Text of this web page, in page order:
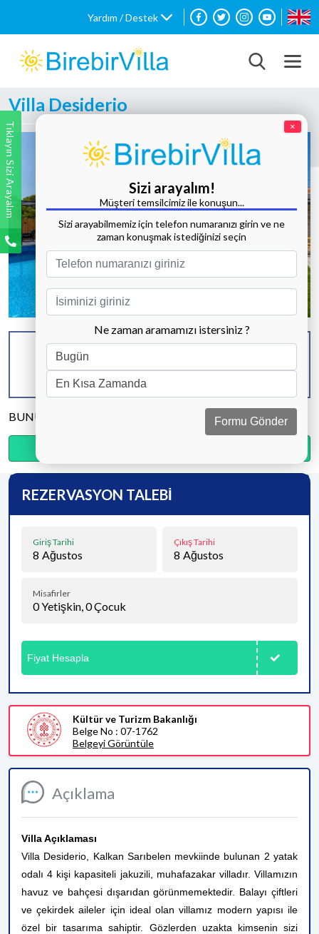
Yardım / Destek
Villa Desiderio
Tüm Fotoğrafları Göster
KAPASİTE
4 KİŞİ
BANYO & WC
2 ADET
YATAK ODASI
BUNU PAYLAŞ
Açıklama
Villa Açıklaması
Villa Desiderio, Kalkan Sarıbelen mevkiinde bulunan 2 yatak
odalı 4 kişi kapasiteli jakuzili, muhafazakar villadır. Villamızın
havuz ve bahçesi dışarıdan görünmemektedir. Balayı çiftleri
ve çekirdek aileler için ideal olan villamız modern yapısı ile
özel bir tasarıma sahiptir. Gözlerden uzakta kimsenin sizi
REZERVASYON TALEBİ
Giriş Tarihi
8 Ağustos
Çıkış Tarihi
8 Ağustos
Misafirler
0Yetişkin,0Çocuk
Fiyat Hesapla
Kültür ve Turizm Bakanlığı
Belge No : 07-1762
Belgeyi Görüntüle
Tıklayın Sizi Arayalım ×
Sizi arayalım!
Müşteri temsilcimiz ile konuşun...
Sizi arayabilmemiz için telefon numaranızı girin ve ne
zaman konuşmak istediğinizi seçin
Ne zaman aramamızı istersiniz ?
Formu Gönder